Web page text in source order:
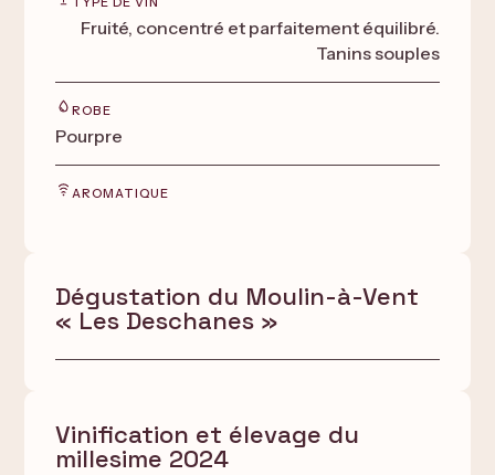
Fruité, concentré et parfaitement équilibré.
Tanins souples
ROBE
Pourpre
AROMATIQUE
Dégustation du Moulin-à-Vent
« Les Deschanes »
Vinification et élevage du
millesime 2024